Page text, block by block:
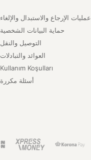
عمليات الإرجاع والاستبدال والإلغاء
حماية البيانات الشخصية
التوصيل والنقل
العوائد والتبادلات
Kullanım Koşulları
أسئلة مكررة